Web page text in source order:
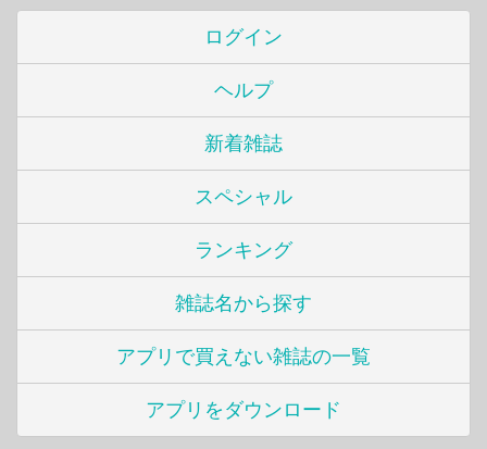
ログイン
ヘルプ
新着雑誌
スペシャル
ランキング
雑誌名から探す
アプリで買えない雑誌の一覧
アプリをダウンロード